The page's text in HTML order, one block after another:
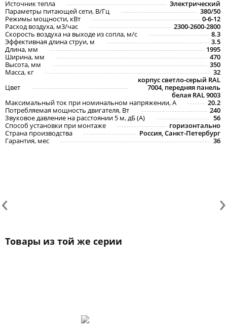
Источник тепла
Электрический
Параметры питающей сети, В/Гц
380/50
Режимы мощности, кВт
0-6-12
Расход воздуха, м3/час
2300-2600-2800
Скорость воздуха на выходе из сопла, м/с
8.3
Эффективная длина струи, м
3.5
Длина, мм
1995
Ширина, мм
470
Высота, мм
350
Масса, кг
32
Цвет
корпус светло-серый RAL
7004, передняя панель
белая RAL 9003
Максимальный ток при номинальном напряжении, A
20.2
Потребляемая мощность двигателя, Вт
240
Звуковое давление на расстоянии 5 м, дБ (A)
56
Способ установки при монтаже
горизонтально
Страна производства
Россия, Санкт-Петербург
Гарантия, мес
36
Товары из той же серии
‹ ›